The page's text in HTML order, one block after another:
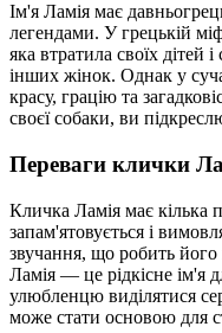
Ім'я Ламія має
легендами. У грецькій
яка втратила своїх дітей
інших жінок. Однак у
красу, грацію та
своєї собаки, ви
Переваги клички
Кличка Ламія має кілька
запам'ятовується і
звучання, що робить
Ламія — це рідкісне ім'я
улюбленцю виділятися
може стати основою для